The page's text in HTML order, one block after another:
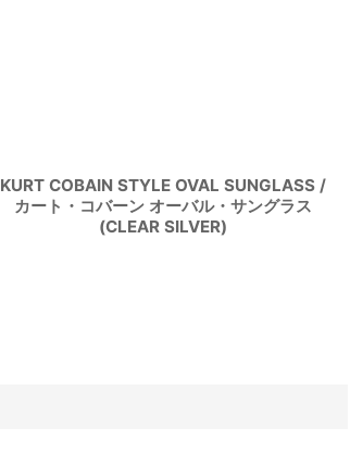
KURT COBAIN STYLE OVAL SUNGLASS /
カート・コバーン オーバル・サングラス
(CLEAR SILVER)